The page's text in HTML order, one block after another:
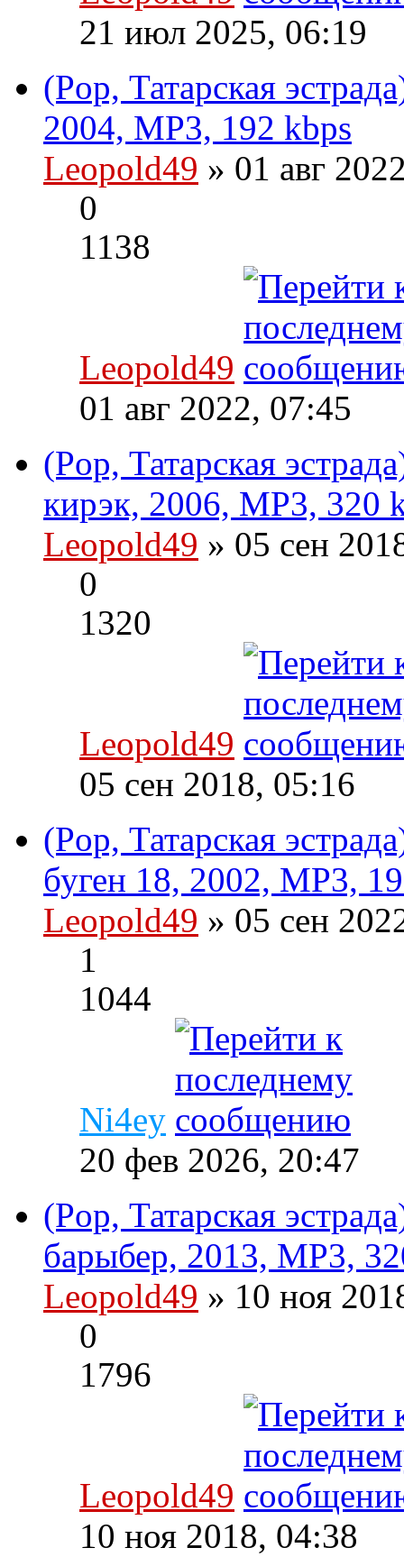
21 июл 2025, 06:19
(Pop, Татарская
2004, MP3, 192 kbps
Leopold49 » 01 авг
0
1138
Leopold49
01 авг 2022, 07:45
(Pop, Татарская
кирэк, 2006, MP3, 320
Leopold49 » 05 сен
0
1320
Leopold49
05 сен 2018, 05:16
(Pop, Татарская
буген 18, 2002, MP3,
Leopold49 » 05 сен
1
1044
Ni4ey
20 фев 2026, 20:47
(Pop, Татарская
барыбер, 2013, MP3,
Leopold49 » 10 ноя
0
1796
Leopold49
10 ноя 2018, 04:38